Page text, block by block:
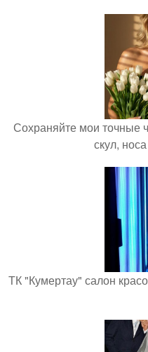
Сохраняйте мои точные
скул,
ТК "Кумертау" салон